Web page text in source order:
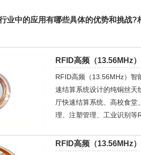
业中的应用有哪些具体的优势和挑战?
RFID高频（13.56MHz
RFID高频（13.56MHz）智
速结算系统设计的纯铜丝天
厅快速结算系统、高校食
理、注塑管理、工业识别等
RFID高频（13.56MHz